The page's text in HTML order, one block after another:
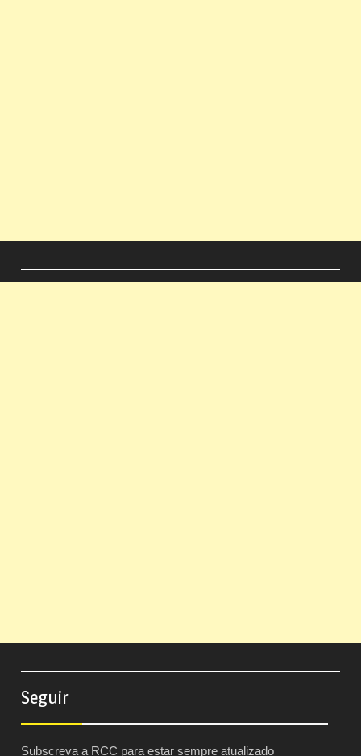
Seguir
Subscreva a RCC para estar sempre atualizado